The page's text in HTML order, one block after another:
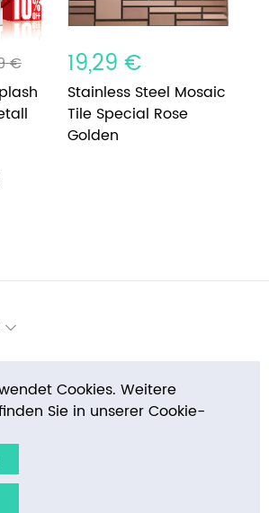
Cookies. Weitere
Sie in unserer Cookie-
€
19,29 €
Stainless Steel Mosaic
Tile Special Rose
Golden
Inc. Alle Rechte Vorbehalten.